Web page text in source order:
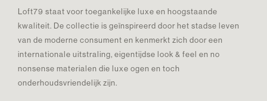
Loft79 staat voor toegankelijke luxe en hoogstaande
kwaliteit. De collectie is geïnspireerd door het stadse leven
van de moderne consument en kenmerkt zich door een
internationale uitstraling, eigentijdse look & feel en no
nonsense materialen die luxe ogen en toch
onderhoudsvriendelijk zijn.